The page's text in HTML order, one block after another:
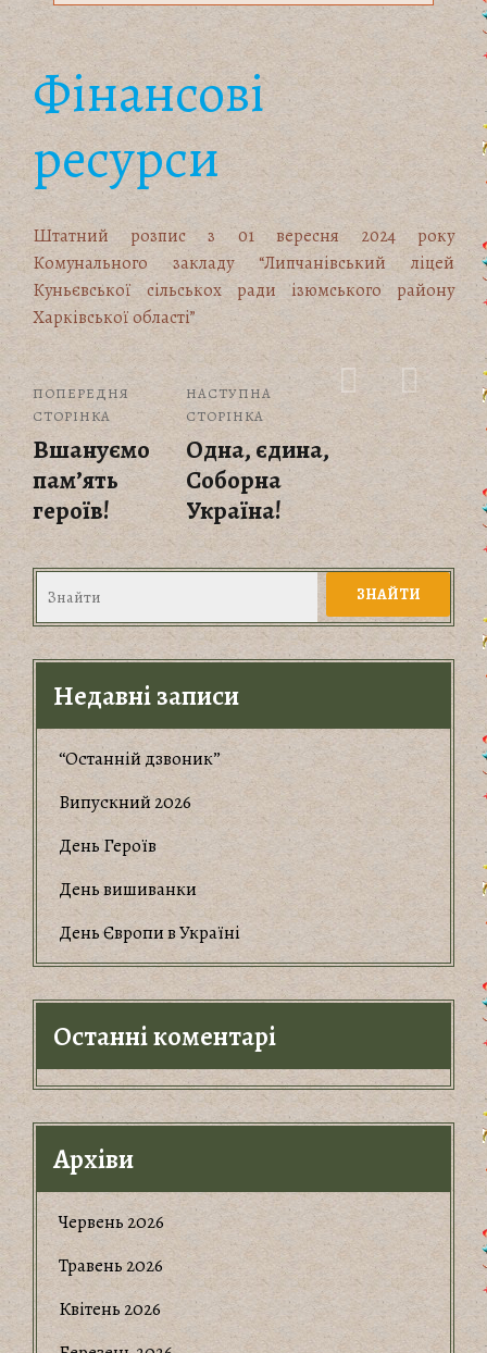
Фінансові
ресурси
Штатний розпис з 01 вересня 2024 року
Комунального закладу “Липчанівський ліцей
Куньєвської сільськох ради ізюмського району
Харківської області”
ПОПЕРЕДНЯ
СТОРІНКА
Вшануємо
пам’ять
героїв!
НАСТУПНА
СТОРІНКА
Одна, єдина,
Соборна
Україна!
Недавні записи
“Останній дзвоник”
Випускний 2026
День Героїв
День вишиванки
День Європи в Україні
Останні коментарі
Архіви
Червень 2026
Травень 2026
Квітень 2026